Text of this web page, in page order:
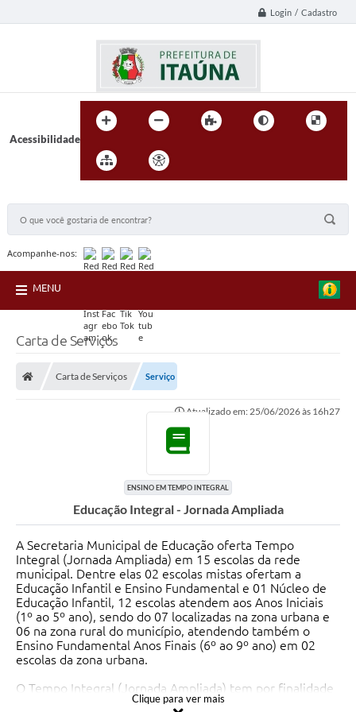
Login / Cadastro
Acessibilidade
Acompanhe-nos:
MENU
Carta de Serviços
Carta de Serviços Serviço
Atualizado em: 25/06/2026 às 16h27
ENSINO EM TEMPO INTEGRAL
Educação Integral - Jornada Ampliada
A Secretaria Municipal de Educação oferta Tempo
Integral (Jornada Ampliada) em 15 escolas da rede
municipal. Dentre elas 02 escolas mistas ofertam a
Educação Infantil e Ensino Fundamental e 01 Núcleo de
Educação Infantil, 12 escolas atendem aos Anos Iniciais
(1º ao 5º ano), sendo do 07 localizadas na zona urbana e
06 na zona rural do município, atendendo também o
Ensino Fundamental Anos Finais (6º ao 9º ano) em 02
escolas da zona urbana.
O Tempo Integral (Jornada Ampliada) tem por finalidade
acolher e promover maior permanência do estudante no
Clique para ver mais